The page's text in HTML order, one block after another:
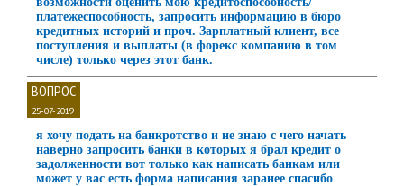
платежеспособность, запросить информацию в бюро
кредитных историй и проч. Зарплатный клиент, все
поступления и выплаты (в форекс компанию в том
числе) только через этот банк.
ВОПРОС
25-07-2019
я хочу подать на банкротство и не знаю с чего начать
наверно запросить банки в которых я брал кредит о
задолженности вот только как написать банкам или
может у вас есть форма написания заранее спасибо